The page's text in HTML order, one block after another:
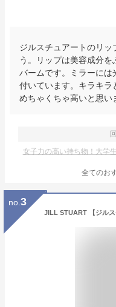
ジルスチュアートのリッ
う。リップは美容成分
バームです。ミラーに
付いています。キラキ
めちゃくちゃ高いと思い
女子力の高い持ち物！大学
全てのお
no. 3